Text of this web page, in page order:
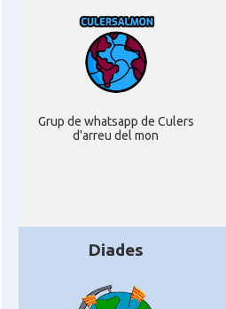
Grup de whatsapp de Culers
d'arreu del mon
Diades